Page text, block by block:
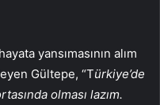
yansımasının alım
Gültepe, “Türkiye’de
olması lazım.